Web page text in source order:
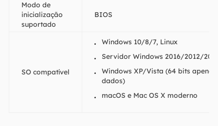
Modo de
inicialização
suportado
BIOS
SO compatível
Windows 10/8/7, Linux
Servidor Windows 2016/2012/
Windows XP/Vista (64 bits
dados)
macOS e Mac OS X moderno